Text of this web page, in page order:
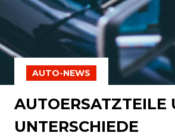
AUTO-NEWS
AUTOERSATZTEILE
UNTERSCHIEDE